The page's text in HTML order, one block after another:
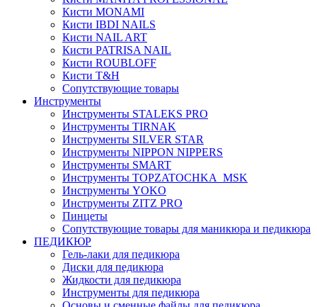
Кисти MONAMI
Кисти IBDI NAILS
Кисти NAIL ART
Кисти PATRISA NAIL
Кисти ROUBLOFF
Кисти T&H
Сопутствующие товары
Инструменты
Инструменты STALEKS PRO
Инструменты TIRNAK
Инструменты SILVER STAR
Инструменты NIPPON NIPPERS
Инструменты SMART
Инструменты TOPZATOCHKA_MSK
Инструменты YOKO
Инструменты ZITZ PRO
Пинцеты
Сопутствующие товары для маникюра и педикюра
ПЕДИКЮР
Гель-лаки для педикюра
Диски для педикюра
Жидкости для педикюра
Инструменты для педикюра